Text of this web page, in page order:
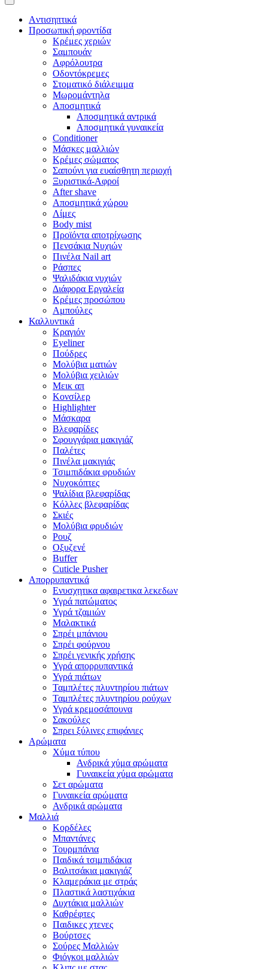
Aντισηπτικά
Προσωπική φροντίδα
Κρέμες χεριών
Σαμπουάν
Αφρόλουτρα
Οδοντόκρεμες
Στοματικό διάλειμμα
Μωρομάντηλα
Αποσμητικά
Αποσμητικά αντρικά
Αποσμητικά γυναικεία
Conditioner
Μάσκες μαλλιών
Κρέμες σώματος
Σαπούνι για ευαίσθητη περιοχή
Ξυριστικά-Αφροί
After shave
Αποσμητικά χώρου
Λίμες
Body mist
Προϊόντα αποτρίχωσης
Πενσάκια Νυχιών
Πινέλα Nail art
Ράσπες
Ψαλιδάκια νυχιών
Διάφορα Εργαλεία
Κρέμες προσώπου
Αμπούλες
Καλλυντικά
Κραγιόν
Eyeliner
Πούδρες
Μολύβια ματιών
Μολύβια χειλιών
Μεικ απ
Κονσίλερ
Highlighter
Μάσκαρα
Βλεφαρίδες
Σφουγγάρια μακιγιάζ
Παλέτες
Πινέλα μακιγιάς
Τσιμπιδάκια φρυδιών
Νυχοκόπτες
Ψαλίδια βλεφαρίδας
Κόλλες βλεφαρίδας
Σκιές
Μολύβια φρυδιών
Ρουζ
Οξυζενέ
Buffer
Cuticle Pusher
Απορρυπαντικά
Eνυσχητικα αφαιρετικα λεκεδων
Υγρά πατώματος
Υγρά τζαμιών
Μαλακτικά
Σπρέι μπάνιου
Σπρέι φούρνου
Σπρέι γενικής χρήσης
Υγρά απορρυπαντικά
Υγρά πιάτων
Ταμπλέτες πλυντηρίου πιάτων
Ταμπλέτες πλυντηρίου ρούχων
Υγρά κρεμοσάπουνα
Σακούλες
Σπρει ξύλινες επιφάνιες
Αρώματα
Χύμα τύπου
Ανδρικά χύμα αρώματα
Γυναικεία χύμα αρώματα
Σετ αρώματα
Γυναικεία αρώματα
Ανδρικά αρώματα
Μαλλιά
Κορδέλες
Μπαντάνες
Τουρμπάνια
Παιδικά τσιμπιδάκια
Βαλιτσάκια μακιγιάζ
Κλαμεράκια με στράς
Πλαστικά λαστιχάκια
Δυχτάκια μαλλιών
Καθρέφτες
Παιδικες χτενες
Βούρτσες
Σούρες Μαλλιών
Φιόγκοι μαλλιών